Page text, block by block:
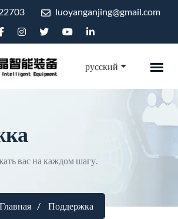
luoyanganjing@gmail.com
русский
вас на каждом шагу.
Главная Поддержка